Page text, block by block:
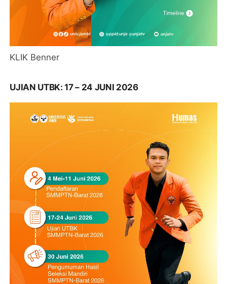
KLIK Benner
UJIAN UTBK: 17 – 24 JUNI 2026